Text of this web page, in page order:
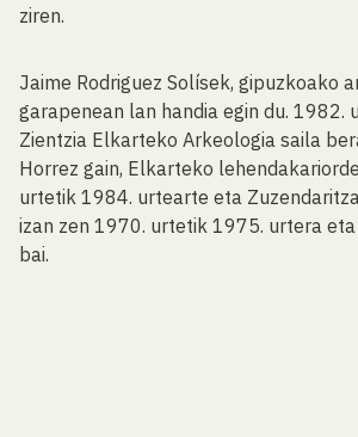
ziren.
Jaime Rodriguez Solísek, gipuzkoako
garapenean lan handia egin du. 1982.
Zientzia Elkarteko Arkeologia saila
Horrez gain, Elkarteko
urtetik 1984. urtearte eta
izan zen 1970. urtetik 1975. urtera
bai.